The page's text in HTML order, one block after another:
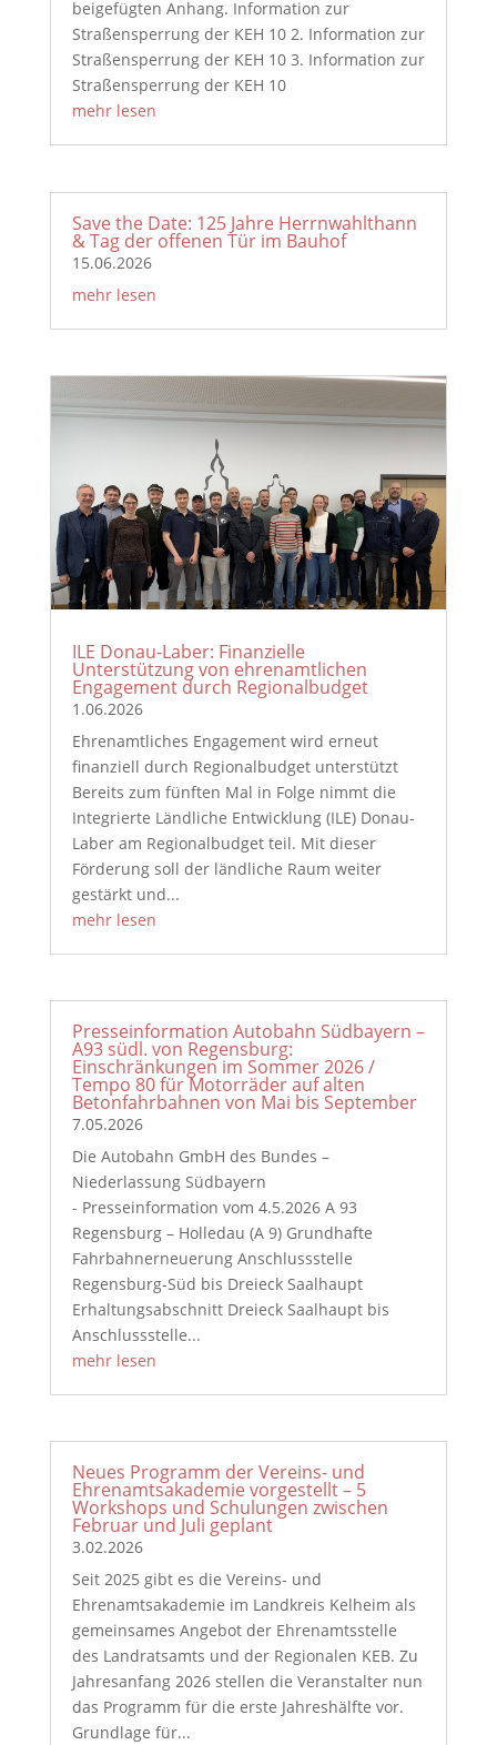
beigefügten Anhang. Information zur
Straßensperrung der KEH 10 2. Information zur
Straßensperrung der KEH 10 3. Information zur
Straßensperrung der KEH 10
mehr lesen
Save the Date: 125 Jahre Herrnwahlthann
& Tag der offenen Tür im Bauhof
15.06.2026
mehr lesen
ILE Donau-Laber: Finanzielle
Unterstützung von ehrenamtlichen
Engagement durch Regionalbudget
1.06.2026
Ehrenamtliches Engagement wird erneut
finanziell durch Regionalbudget unterstützt
Bereits zum fünften Mal in Folge nimmt die
Integrierte Ländliche Entwicklung (ILE) Donau-
Laber am Regionalbudget teil. Mit dieser
Förderung soll der ländliche Raum weiter
gestärkt und...
mehr lesen
Presseinformation Autobahn Südbayern –
A93 südl. von Regensburg:
Einschränkungen im Sommer 2026 /
Tempo 80 für Motorräder auf alten
Betonfahrbahnen von Mai bis September
7.05.2026
Die Autobahn GmbH des Bundes –
Niederlassung Südbayern
- Presseinformation vom 4.5.2026 A 93
Regensburg – Holledau (A 9) Grundhafte
Fahrbahnerneuerung Anschlussstelle
Regensburg-Süd bis Dreieck Saalhaupt
Erhaltungsabschnitt Dreieck Saalhaupt bis
Anschlussstelle...
mehr lesen
Neues Programm der Vereins- und
Ehrenamtsakademie vorgestellt – 5
Workshops und Schulungen zwischen
Februar und Juli geplant
3.02.2026
Seit 2025 gibt es die Vereins- und
Ehrenamtsakademie im Landkreis Kelheim als
gemeinsames Angebot der Ehrenamtsstelle
des Landratsamts und der Regionalen KEB. Zu
Jahresanfang 2026 stellen die Veranstalter nun
das Programm für die erste Jahreshälfte vor.
Grundlage für...